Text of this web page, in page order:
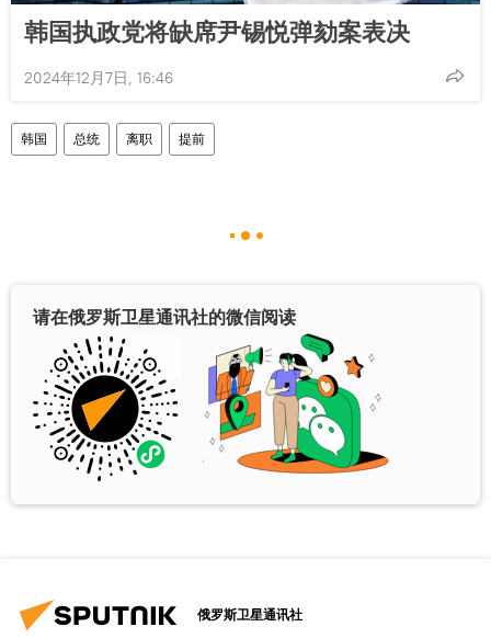
韩国执政党将缺席尹锡悦弹劾案表决
2024年12月7日, 16:46
韩国 总统 离职 提前
请在俄罗斯卫星通讯社的微信阅读
俄罗斯卫星通讯社